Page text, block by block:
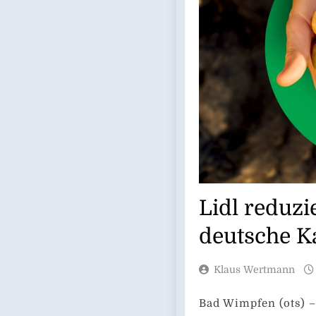
Lidl
deutsche
Klaus Wertmann
Bad Wimpfen (ots) –